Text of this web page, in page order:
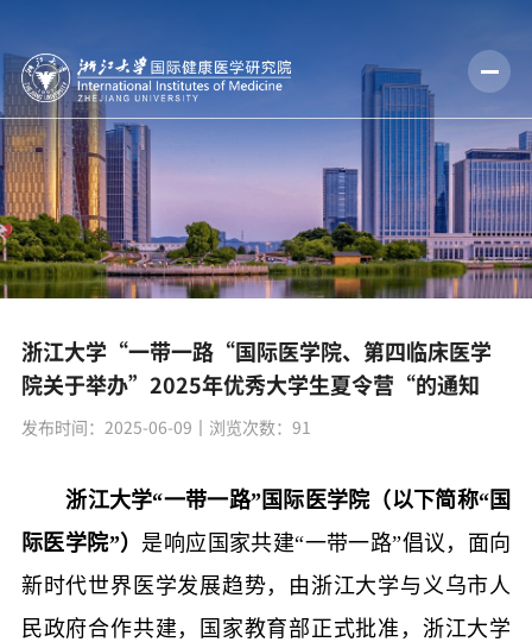
浙江大学“一带一路“国际医学院、第四临床医学
院关于举办”2025年优秀大学生夏令营“的通知
发布时间：2025-06-09 丨浏览次数： 91
浙江大学“一带一路”国际医学院（以下简称“国
际医学院”） 是响应国家共建“一带一路”倡议，面向
新时代世界医学发展趋势，由浙江大学与义乌市人
民政府合作共建，国家教育部正式批准，浙江大学